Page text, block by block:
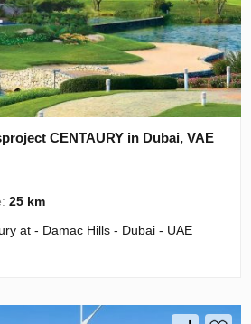
CENTAURY in Dubai, VAE
25 km
at - Damac Hills - Dubai - UAE